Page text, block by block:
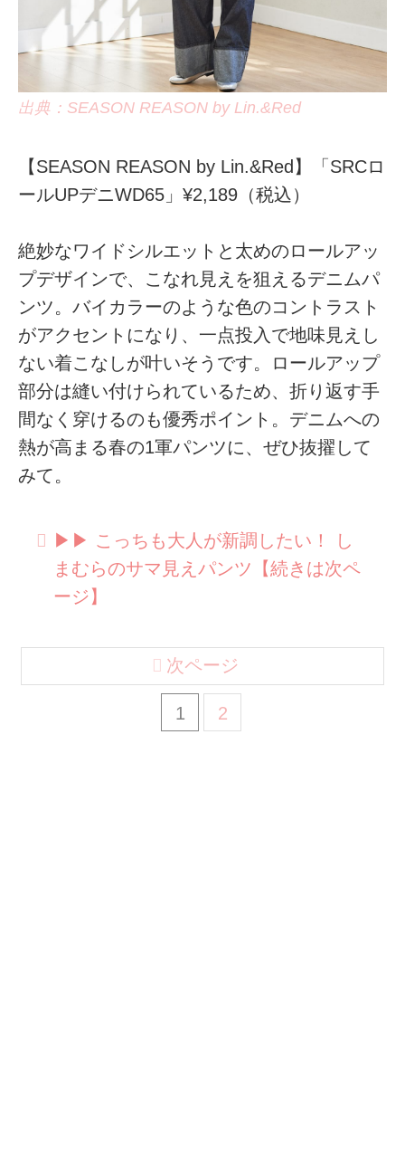
出典：SEASON REASON by Lin.&Red
【SEASON REASON by Lin.&Red】「SRCロ
ールUPデニWD65」¥2,189（税込）
絶妙なワイドシルエットと太めのロールアッ
プデザインで、こなれ見えを狙えるデニムパ
ンツ。バイカラーのような色のコントラスト
がアクセントになり、一点投入で地味見えし
ない着こなしが叶いそうです。ロールアップ
部分は縫い付けられているため、折り返す手
間なく穿けるのも優秀ポイント。デニムへの
熱が高まる春の1軍パンツに、ぜひ抜擢して
みて。
▶︎▶︎ こっちも大人が新調したい！ し
まむらのサマ見えパンツ【続きは次ペ
ージ】
1 2
次ページ